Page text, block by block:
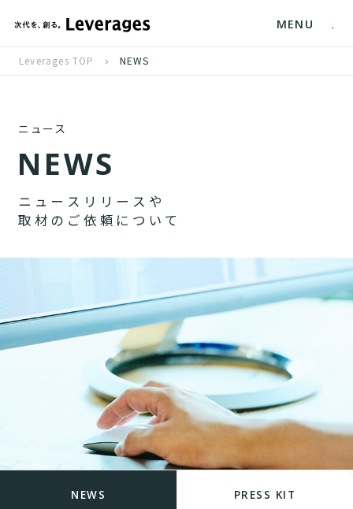
MENU
Leverages TOP NEWS
ニュース
NEWS
ニ ュ ー ス リ リ ー ス や
取 材 の ご 依 頼 に つ い て
NEWS PRESS KIT